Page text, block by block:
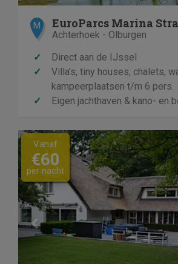
M EuroParcs Marina
Achterhoek - Olburgen
✓
Direct aan de IJssel
✓
Villa's, tiny houses, chalets,
kampeerplaatsen t/m 6 pers.
✓
Eigen jachthaven & kano- en
Previous
Vanaf
€60
per nacht